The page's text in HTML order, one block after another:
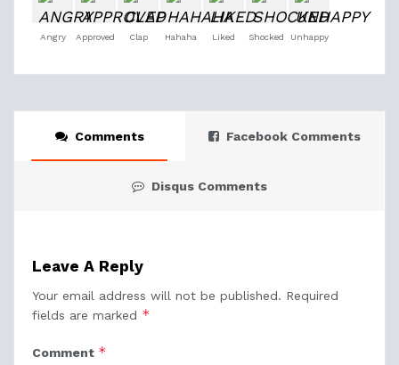
Angry Approved Clap Hahaha Liked Shocked Unhappy
Comments Facebook Comments
Disqus Comments
Leave A Reply
Your email address will not be published. Required
fields are marked *
Comment *